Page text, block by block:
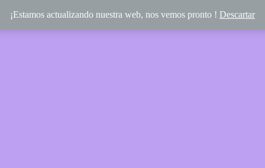
¡Estamos actualizando nuestra web, nos vemos pronto ! Descartar